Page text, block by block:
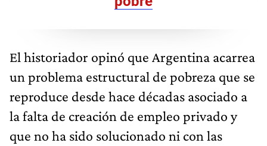
El historiador opinó que Argentina acarrea
un problema estructural de pobreza que se
reproduce desde hace décadas asociado a
la falta de creación de empleo privado y
que no ha sido solucionado ni con las